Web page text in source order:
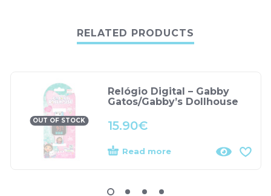
RELATED PRODUCTS
OUT OF STOCK
Relógio Digital – Gabby
Gatos/Gabby’s Dollhouse
15.90€
Read more